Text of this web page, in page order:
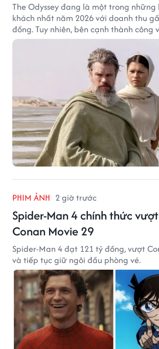
The Odyssey đang là một trong
khách nhất năm 2026 với doanh thu
đồng. Tuy nhiên, bên cạnh thành công
phim của Christopher Nolan cũng vấp
tranh cãi từ khán giả.
PHIM ẢNH 2 giờ trước
Spider-Man 4 chính thức
Conan Movie 29
Spider-Man 4 đạt 121 tỷ đồng, vượt
và tiếp tục giữ ngôi đầu phòng vé.